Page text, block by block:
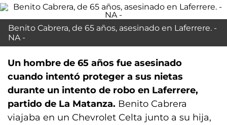
Benito Cabrera, de 65 años, asesinado en Laferrere. -
NA -
Un hombre de 65 años fue asesinado
cuando intentó proteger a sus nietas
durante un intento de robo en Laferrere,
partido de La Matanza. Benito Cabrera
viajaba en un Chevrolet Celta junto a su hija,